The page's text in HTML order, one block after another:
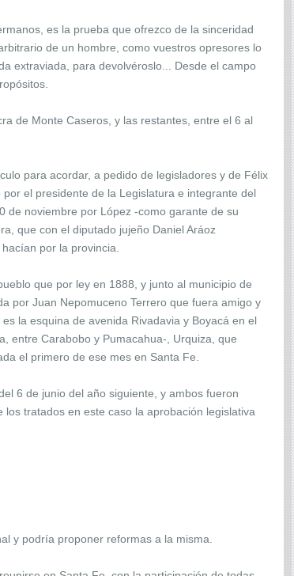
es la prueba que ofrezco de la sinceridad
de un hombre, como vuestros opresores lo
extraviada, para devolvéroslo... Desde el campo
de Monte Caseros, y las restantes, entre el 6 al
para acordar, a pedido de legisladores y de Félix
presidente de la Legislatura e integrante del
de noviembre por López -como garante de su
que con el diputado jujeño Daniel Aráoz
por la provincia.
que por ley en 1888, y junto al municipio de
por Juan Nepomuceno Terrero que fuera amigo y
la esquina de avenida Rivadavia y Boyacá en el
entre Carabobo y Pumacahua-, Urquiza, que
el primero de ese mes en Santa Fe.
6 de junio del año siguiente, y ambos fueron
tratados en este caso la aprobación legislativa
y podría proponer reformas a la misma.